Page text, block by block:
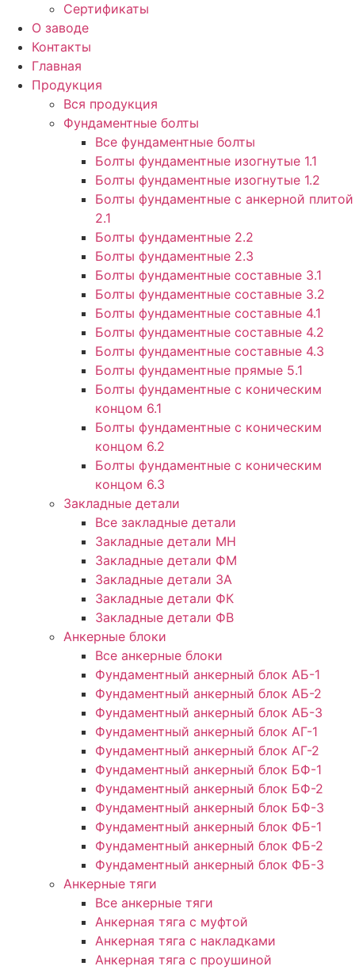
Сертификаты
О заводе
Контакты
Главная
Продукция
Вся продукция
Фундаментные болты
Все фундаментные болты
Болты фундаментные изогнутые 1.1
Болты фундаментные изогнутые 1.2
Болты фундаментные с анкерной плитой
2.1
Болты фундаментные 2.2
Болты фундаментные 2.3
Болты фундаментные составные 3.1
Болты фундаментные составные 3.2
Болты фундаментные составные 4.1
Болты фундаментные составные 4.2
Болты фундаментные составные 4.3
Болты фундаментные прямые 5.1
Болты фундаментные с коническим
концом 6.1
Болты фундаментные с коническим
концом 6.2
Болты фундаментные с коническим
концом 6.3
Закладные детали
Все закладные детали
Закладные детали МН
Закладные детали ФМ
Закладные детали ЗА
Закладные детали ФК
Закладные детали ФВ
Анкерные блоки
Все анкерные блоки
Фундаментный анкерный блок АБ-1
Фундаментный анкерный блок АБ-2
Фундаментный анкерный блок АБ-3
Фундаментный анкерный блок АГ-1
Фундаментный анкерный блок АГ-2
Фундаментный анкерный блок БФ-1
Фундаментный анкерный блок БФ-2
Фундаментный анкерный блок БФ-3
Фундаментный анкерный блок ФБ-1
Фундаментный анкерный блок ФБ-2
Фундаментный анкерный блок ФБ-3
Анкерные тяги
Все анкерные тяги
Анкерная тяга с муфтой
Анкерная тяга с накладками
Анкерная тяга с проушиной